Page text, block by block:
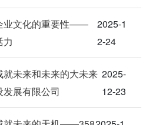
业文化的重要性——
力
2025-1
2-24
就未来和未来的大未来
展有限公司
2025-
12-23